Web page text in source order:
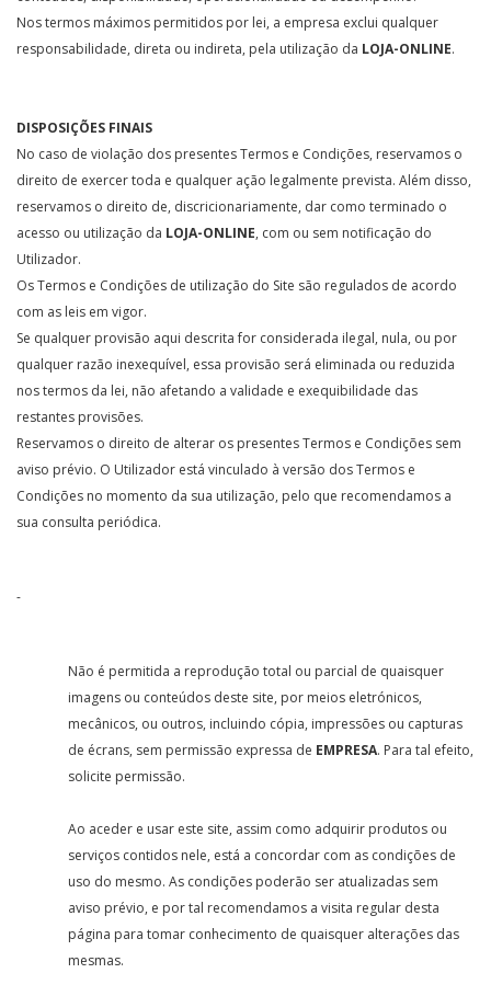
Nos termos máximos permitidos por lei, a empresa exclui qualquer
responsabilidade, direta ou indireta, pela utilização da LOJA-ONLINE.
DISPOSIÇÕES FINAIS
No caso de violação dos presentes Termos e Condições, reservamos o
direito de exercer toda e qualquer ação legalmente prevista. Além disso,
reservamos o direito de, discricionariamente, dar como terminado o
acesso ou utilização da LOJA-ONLINE, com ou sem notificação do
Utilizador.
Os Termos e Condições de utilização do Site são regulados de acordo
com as leis em vigor.
Se qualquer provisão aqui descrita for considerada ilegal, nula, ou por
qualquer razão inexequível, essa provisão será eliminada ou reduzida
nos termos da lei, não afetando a validade e exequibilidade das
restantes provisões.
Reservamos o direito de alterar os presentes Termos e Condições sem
aviso prévio. O Utilizador está vinculado à versão dos Termos e
Condições no momento da sua utilização, pelo que recomendamos a
sua consulta periódica.
-
Não é permitida a reprodução total ou parcial de quaisquer
imagens ou conteúdos deste site, por meios eletrónicos,
mecânicos, ou outros, incluindo cópia, impressões ou capturas
de écrans, sem permissão expressa de EMPRESA. Para tal efeito,
solicite permissão.
Ao aceder e usar este site, assim como adquirir produtos ou
serviços contidos nele, está a concordar com as condições de
uso do mesmo. As condições poderão ser atualizadas sem
aviso prévio, e por tal recomendamos a visita regular desta
página para tomar conhecimento de quaisquer alterações das
mesmas.